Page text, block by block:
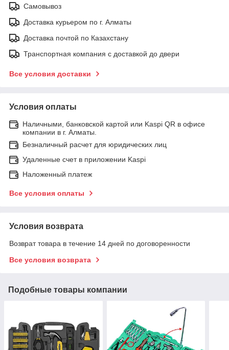
Самовывоз
Доставка курьером по г. Алматы
Доставка почтой по Казахстану
Транспортная компания с доставкой до двери
Все условия доставки
Условия оплаты
Наличными, банковской картой или Kaspi QR в офисе
компании в г. Алматы.
Безналичный расчет для юридических лиц
Удаленные счет в приложении Kaspi
Наложенный платеж
Все условия оплаты
Условия возврата
Возврат товара в течение 14 дней по договоренности
Все условия возврата
Подобные товары компании